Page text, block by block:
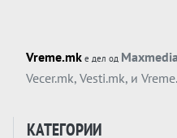
ИСТОК
Vreme.mk е дел од
Vecer.mk, Vesti.mk, и
КАТЕГОРИИ